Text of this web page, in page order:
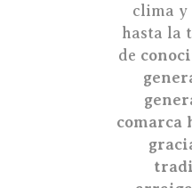
clima y
hasta la
de
comarca